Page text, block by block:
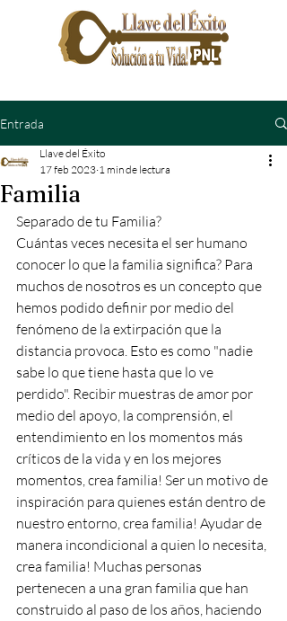
Entrada
Familia
Llave del Éxito
17 feb 2023 1 min de lectura
Separado de tu Familia?
Cuántas veces necesita el ser humano
conocer lo que la familia significa? Para
muchos de nosotros es un concepto que
hemos podido definir por medio del
fenómeno de la extirpación que la
distancia provoca. Esto es como "nadie
sabe lo que tiene hasta que lo ve
perdido". Recibir muestras de amor por
medio del apoyo, la comprensión, el
entendimiento en los momentos más
críticos de la vida y en los mejores
momentos, crea familia! Ser un motivo de
inspiración para quienes están dentro de
nuestro entorno, crea familia! Ayudar de
manera incondicional a quien lo necesita,
crea familia! Muchas personas
pertenecen a una gran familia que han
construido al paso de los años, haciendo